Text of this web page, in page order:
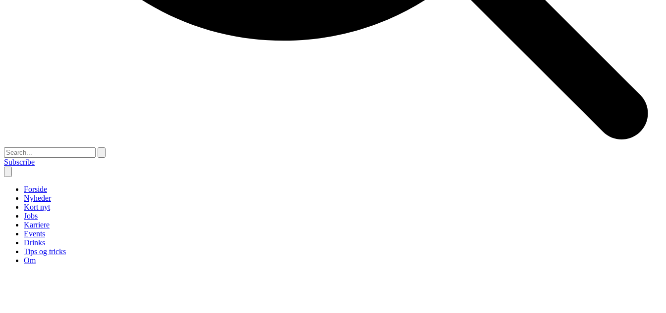
Subscribe
Forside
Nyheder
Kort nyt
Jobs
Karriere
Events
Drinks
Tips og tricks
Om